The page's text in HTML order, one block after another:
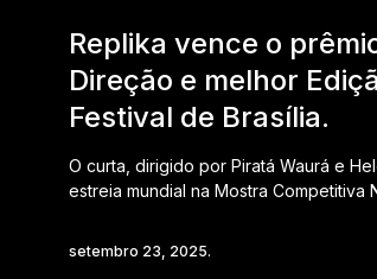
Replika vence o
Direção e melhor
Festival de Brasília.
O curta, dirigido por Piratá Waurá e
estreia mundial na Mostra
setembro 23, 2025.